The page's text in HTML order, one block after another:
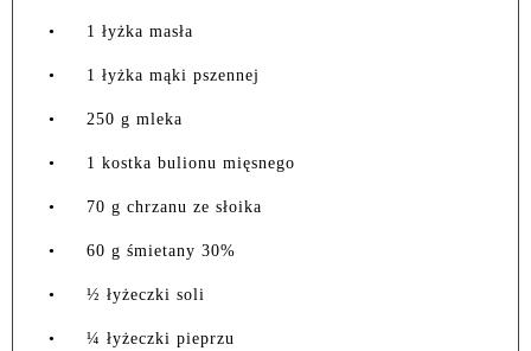
• 1 łyżka masła
• 1 łyżka mąki pszennej
• 250 g mleka
• 1 kostka bulionu mięsnego
• 70 g chrzanu ze słoika
• 60 g śmietany 30%
• ½ łyżeczki soli
• ¼ łyżeczki pieprzu